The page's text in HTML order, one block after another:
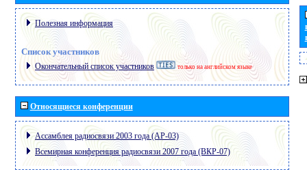
Полезная информация
Список участников
Окончательный список участников только на английском языке
Относящиеся конференции
Ассамблея радиосвязи 2003 года (АР-03)
Всемирная конференция радиосвязи 2007 года (ВКР-07)